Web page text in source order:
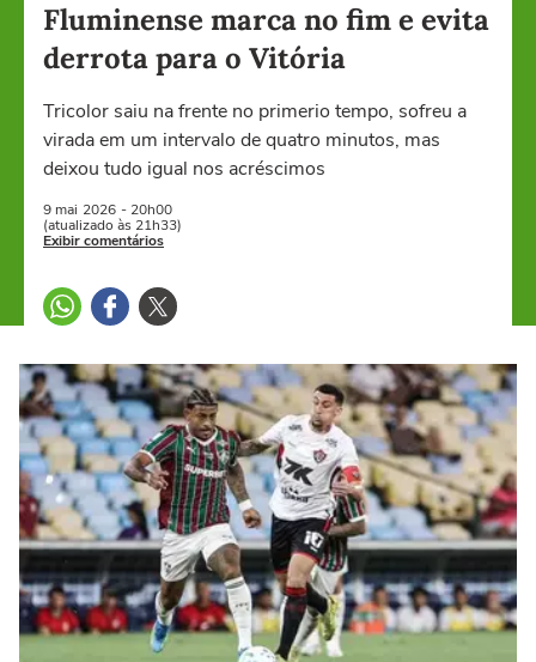
Fluminense marca no fim e evita
derrota para o Vitória
Tricolor saiu na frente no primerio tempo, sofreu a
virada em um intervalo de quatro minutos, mas
deixou tudo igual nos acréscimos
9 mai 2026 - 20h00
(atualizado às 21h33)
Exibir comentários